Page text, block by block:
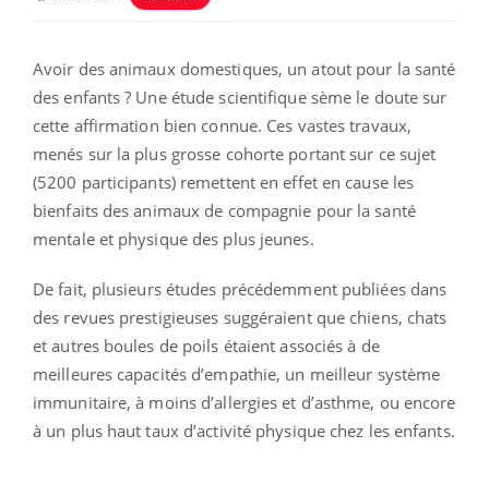
Avoir des animaux domestiques, un atout pour la santé
des enfants ? Une étude scientifique sème le doute sur
cette affirmation bien connue. Ces vastes travaux,
menés sur la plus grosse cohorte portant sur ce sujet
(5200 participants) remettent en effet en cause les
bienfaits des animaux de compagnie pour la santé
mentale et physique des plus jeunes.
De fait, plusieurs études précédemment publiées dans
des revues prestigieuses suggéraient que chiens, chats
et autres boules de poils étaient associés à de
meilleures capacités d’empathie, un meilleur système
immunitaire, à moins d’allergies et d’asthme, ou encore
à un plus haut taux d’activité physique chez les enfants.